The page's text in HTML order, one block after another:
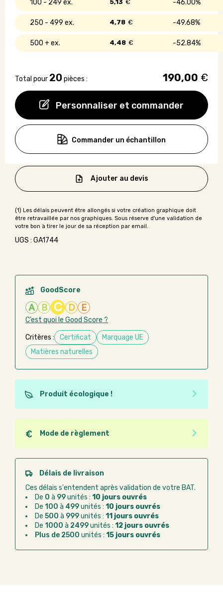
Personnaliser et commander
100 - 249 46.00%
5,13 €
250 - 499 49.68%
4,78 €
500 + 52.84%
4,48 €
Total pour 20 pièces : 190,00 €
Commander un échantillon
Ajouter au devis
UGS : GA1744
GoodScore
A B C D E
C’est quoi le Good Score ?
Critères : Certificat
Marquage UE
Matières naturelles
Produit écologique !
Ce produit est éco-conçu, il a été fabriqué à partir de
matériaux recyclés ou recyclables. Ces produits
peuvent plus facilement obtenir une seconde vie
après utilisation. L'origine de fabrication du produit
n'entre pas dans les critères d'éco-conception.
Mode de règlement
Quel que soit le mode de règlement, vous pouvez
passer commande en ligne sur Good Act.
Paiement CB :paiement sécurisé par carte
Virement bancaire :règlement sur facture
après la commande
Chorus Pro :règlement par mandat
administratif après la commande
Délais de livraison
Ces délais s'entendent après validation de votre BAT.
De 0 à 99unités : 10 jours ouvrés
De 100 à 499unités : 10 jours ouvrés
De 500 à 999unités : 11 jours ouvrés
De 1000 à 2499unités : 12 jours ouvrés
Plus de 2500 unités : 15 jours ouvrés